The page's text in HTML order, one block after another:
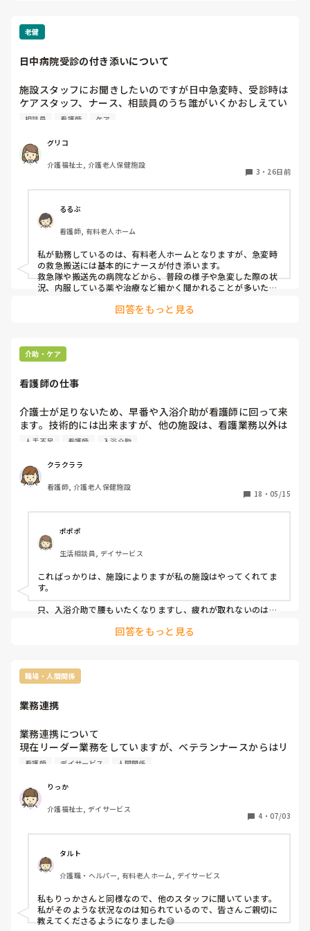
老健
日中病院受診の付き添いについて
施設スタッフにお聞きしたいのですが日中急変時、受診時は
ケアスタッフ、ナース、相談員のうち誰がいくかおしえてい
ただきたいです。
相談員 看護師 ケア
グリコ
介護福祉士, 介護老人保健施設
3 ・ 26日前
るるぶ
看護師, 有料老人ホーム
私が勤務しているのは、有料老人ホームとなりますが、急変時
の救急搬送には基本的にナースが付き添います。
救急隊や搬送先の病院などから、普段の様子や急変した際の状
況、内服している薬や治療など細かく聞かれることが多いた
回答をもっと見る
介助・ケア
看護師の仕事
介護士が足りないため、早番や入浴介助が看護師に回って来
ます。技術的には出来ますが、他の施設は、看護業務以外は
しないという話もききます。看護師が介助を手伝ってくれる
助で腰も痛くなりますし、疲れが取れない現状です。
他の施設での看護師はどの介護業務を行なって伊馬すか？
人手不足 看護師 入浴介助
クラクララ
看護師, 介護老人保健施設
18 ・ 05/15
ポポポ
生活相談員, デイサービス
こればっかりは、施設によりますが私の施設はやってくれてま
す。
只、入浴介助で腰もいたくなりますし、疲れが取れないのは、
対しては、反感かうかも。
しまう。看護免許持ってる方は、もう少し楽なのですか？って
いわれたら、むかつくでしょ？看護も下げられてしまうし。
なので、それ毎日やってる介護士さんも、見ますので、発言は
ちょっとバカにされてる感見えちゃいますよ。
勿論、そんなつもりでは、無いと思いますが。　　　そういう
発言が、介護と看護の溝を深くしてしまうのだと思います。
回答をもっと見る
職場・人間関係
業務連携
業務連携について
現在リーダー業務をしていますが、ベテランナースからはリ
ーダーとして認識してもらえてないようで
他のナースから聞き知ることになります。
また、情報を伝えても
「あー。はいはい」と返事のみ
私へのフィードバックはなし。
モヤモヤします。
看護師 デイサービス 人間関係
りっか
介護福祉士, デイサービス
4 ・ 07/03
タルト
介護職・ヘルパー, 有料老人ホーム, デイサービス
私もりっかさんと同様なので、他のスタッフに聞いています。
私がそのような状況なのは知られているので、皆さんご親切に
教えてくださるようになりました😅